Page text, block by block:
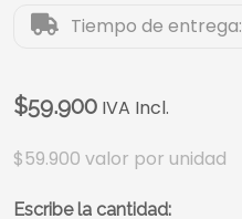
Tiempo de entrega:
$59.900 IVA Incl.
$59.900 valor por unidad